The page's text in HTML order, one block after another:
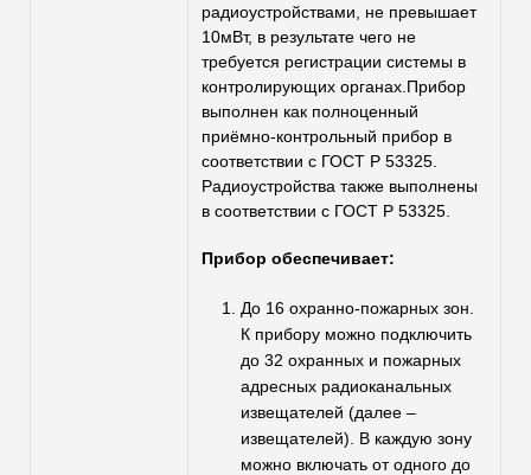
радиоустройствами, не превышает
10мВт, в результате чего не
требуется регистрации системы в
контролирующих органах.Прибор
выполнен как полноценный
приёмно-контрольный прибор в
соответствии с ГОСТ Р 53325.
Радиоустройства также выполнены
в соответствии с ГОСТ Р 53325.
Прибор обеспечивает:
До 16 охранно-пожарных зон.
К прибору можно подключить
до 32 охранных и пожарных
адресных радиоканальных
извещателей (далее –
извещателей). В каждую зону
можно включать от одного до